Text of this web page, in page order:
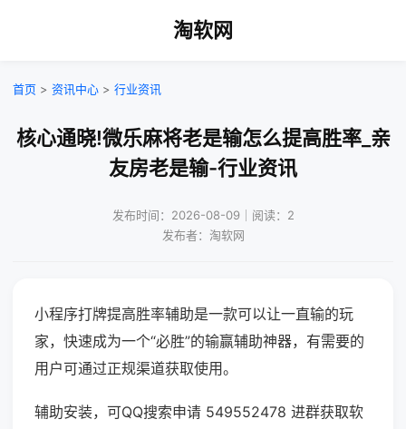
淘软网
首页 > 资讯中心 > 行业资讯
核心通晓!微乐麻将老是输怎么提高胜率_亲
友房老是输-行业资讯
发布时间：2026-08-09｜阅读：2
发布者：淘软网
小程序打牌提高胜率辅助是一款可以让一直输的玩
家，快速成为一个“必胜”的输赢辅助神器，有需要的
用户可通过正规渠道获取使用。
辅助安装，可QQ搜索申请 549552478 进群获取软